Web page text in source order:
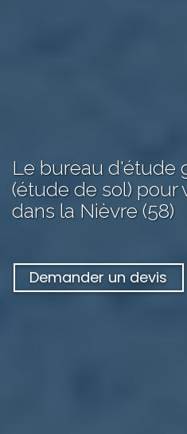
Le bureau d'étude
(étude de sol) pour
dans la Nièvre (58)
Demander un devis